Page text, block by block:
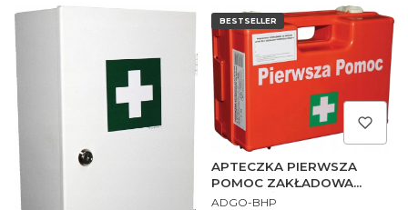
BESTSELLER
APTECZKA PIERWSZA
POMOC ZAKŁADOWA
PRZENOŚNA AZP10
PRODUCENT
ADGO-BHP